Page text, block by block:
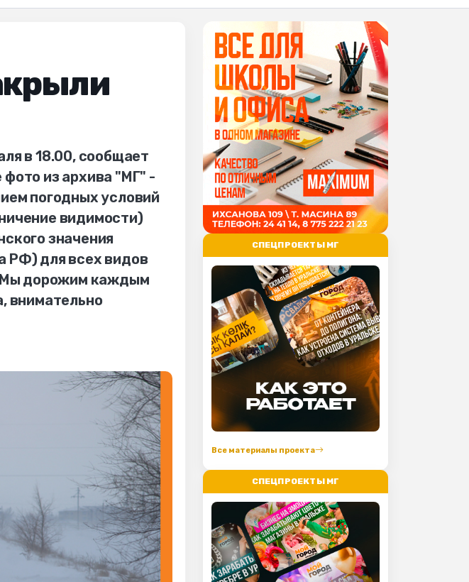
в 18.00, сообщает
из архива "МГ" -
погодных условий
видимости)
значения
РФ) для всех видов
Мы дорожим каждым
внимательно
СПЕЦПРОЕКТЫ МГ
Все материалы проекта
СПЕЦПРОЕКТЫ МГ